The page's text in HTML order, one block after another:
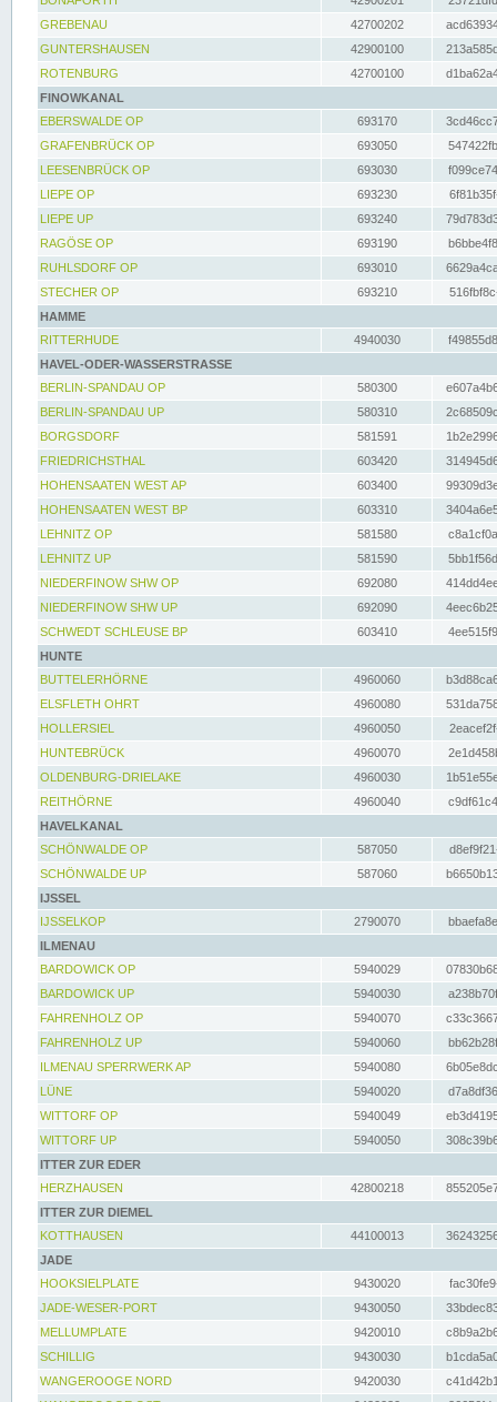
GREBENAU
42700202
GUNTERSHAUSEN
42900100
ROTENBURG
42700100
FINOWKANAL
EBERSWALDE OP
693170
GRAFENBRÜCK OP
693050
LEESENBRÜCK OP
693030
LIEPE OP
693230
LIEPE UP
693240
RAGÖSE OP
693190
RUHLSDORF OP
693010
STECHER OP
693210
HAMME
RITTERHUDE
4940030
HAVEL-ODER-WASSERSTRASSE
BERLIN-SPANDAU OP
580300
BERLIN-SPANDAU UP
580310
BORGSDORF
581591
FRIEDRICHSTHAL
603420
HOHENSAATEN WEST AP
603400
HOHENSAATEN WEST BP
603310
LEHNITZ OP
581580
LEHNITZ UP
581590
NIEDERFINOW SHW OP
692080
NIEDERFINOW SHW UP
692090
SCHWEDT SCHLEUSE BP
603410
HUNTE
BUTTELERHÖRNE
4960060
ELSFLETH OHRT
4960080
HOLLERSIEL
4960050
HUNTEBRÜCK
4960070
OLDENBURG-DRIELAKE
4960030
REITHÖRNE
4960040
HAVELKANAL
SCHÖNWALDE OP
587050
SCHÖNWALDE UP
587060
IJSSEL
IJSSELKOP
2790070
ILMENAU
BARDOWICK OP
5940029
BARDOWICK UP
5940030
FAHRENHOLZ OP
5940070
FAHRENHOLZ UP
5940060
ILMENAU SPERRWERK AP
5940080
LÜNE
5940020
WITTORF OP
5940049
WITTORF UP
5940050
ITTER ZUR EDER
HERZHAUSEN
42800218
ITTER ZUR DIEMEL
KOTTHAUSEN
44100013
JADE
HOOKSIELPLATE
9430020
JADE-WESER-PORT
9430050
MELLUMPLATE
9420010
SCHILLIG
9430030
WANGEROOGE NORD
9420030